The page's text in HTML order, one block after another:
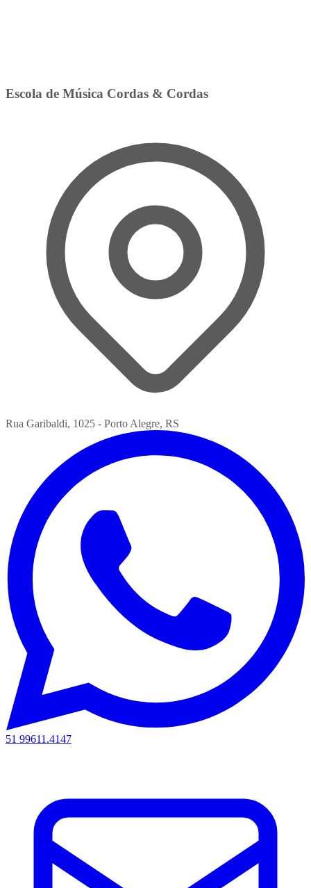
Escola de Música Cordas & Cordas
Rua Garibaldi, 1025 - Porto Alegre, RS
51 99611.4147